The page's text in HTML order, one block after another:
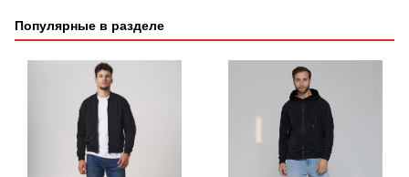
Популярные в разделе